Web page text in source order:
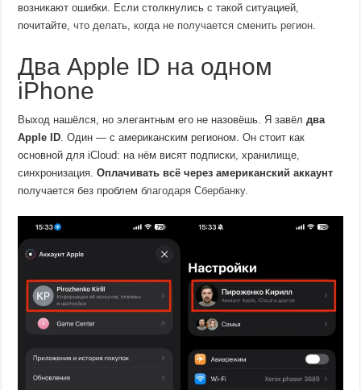
возникают ошибки. Если столкнулись с такой ситуацией,
почитайте,что делать, когда не получается сменить регион
Два Apple ID на одном
iPhone
Выход нашёлся, но элегантным его не назовёшь. Я завёлдва
Apple ID . Один — с американским регионом. Он стоит как
основной для iCloud: на нём висят подписки, хранилище,
синхронизация.Оплачивать всё через американский аккаунт
получается без проблемблагодаря Сбербанку.